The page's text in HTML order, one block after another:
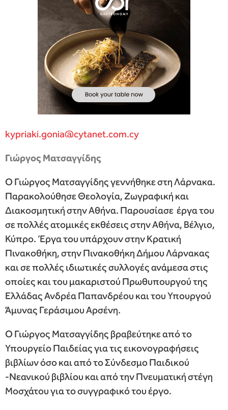
kypriaki.gonia@cytanet.com.cy
Γιώργος Ματσαγγίδης
Ο Γιώργος Ματσαγγίδης γεννήθηκε στη Λάρνακα.
Παρακολούθησε Θεολογία, Ζωγραφική και
Διακοσμητική στην Αθήνα. Παρουσίασε έργα του
σε πολλές ατομικές εκθέσεις στην Αθήνα, Βέλγιο,
Κύπρο. Έργα του υπάρχουν στην Κρατική
Πινακοθήκη, στην Πινακοθήκη Δήμου Λάρνακας
και σε πολλές ιδιωτικές συλλογές ανάμεσα στις
οποίες και του μακαριστού Πρωθυπουργού της
Ελλάδας Ανδρέα Παπανδρέου και του Υπουργού
Άμυνας Γεράσιμου Αρσένη.
Ο Γιώργος Ματσαγγίδης βραβεύτηκε από το
Υπουργείο Παιδείας για τις εικονογραφήσεις
βιβλίων όσο και από το Σύνδεσμο Παιδικού
-Νεανικού βιβλίου και από την Πνευματική στέγη
Μοσχάτου για το συγγραφικό του έργο.